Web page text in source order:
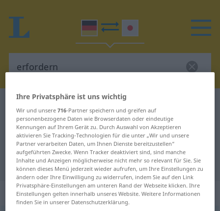
Deutsch-Japanisch Wörterbuch
Deutsch-Japanisch Übersetzung
für "erfordern"
"erfordern" Japanisch Übersetzung
„erfordern“
Ihre Privatsphäre ist uns wichtig
Wir und unsere716-Partner speichern und greifen auf
personenbezogene Daten wie Browserdaten oder eindeutige
Kennungen auf Ihrem Gerät zu. Durch Auswahl von Akzeptieren
aktivieren Sie Tracking-Technologien für die unter „Wir und unsere
Partner verarbeiten Daten, um Ihnen Dienste bereitzustellen“
aufgeführten Zwecke. Wenn Tracker deaktiviert sind, sind manche
Inhalte und Anzeigen möglicherweise nicht mehr so relevant für Sie. Sie
können dieses Menü jederzeit wieder aufrufen, um Ihre Einstellungen zu
ändern oder Ihre Einwilligung zu widerrufen, indem Sie auf den Link
Privatsphäre-Einstellungen am unteren Rand der Webseite klicken. Ihre
Einstellungen gelten innerhalb unseres Website. Weitere Informationen
finden Sie in unserer Datenschutzerklärung.